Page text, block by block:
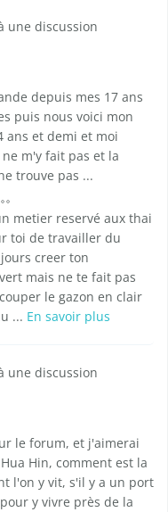
une discussion
depuis mes 17 ans
puis nous voici mon
ans et demi et moi
m'y fait pas et la
trouve pas ...
metier reservé aux thai
toi de travailler du
creer ton
mais ne te fait pas
le gazon en clair
... En savoir plus
une discussion
le forum, et j'aimerai
Hin, comment est la
l'on y vit, s'il y a un port
y vivre près de la